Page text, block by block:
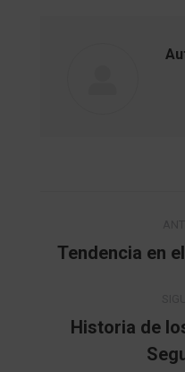
entre
Tendencia en
Historia de